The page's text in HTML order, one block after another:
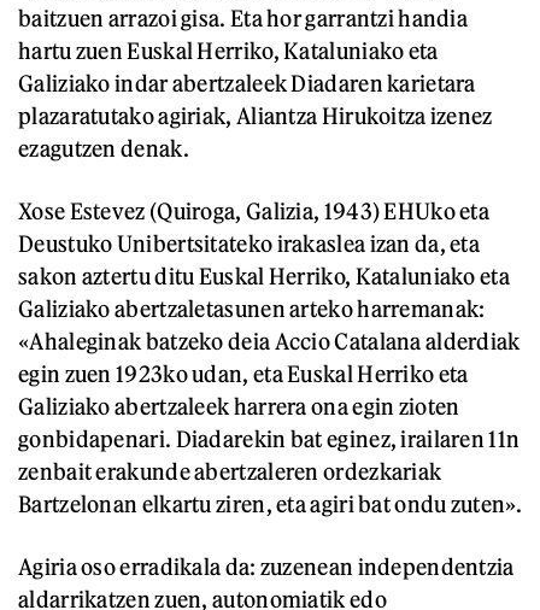
baitzuen arrazoi gisa. Eta hor garrantzi handia
hartu zuen Euskal Herriko, Kataluniako eta
Galiziako indar abertzaleek Diadaren karietara
plazaratutako agiriak, Aliantza Hirukoitza izenez
ezagutzen denak.
Xose Estevez (Quiroga, Galizia, 1943) EHUko eta
Deustuko Unibertsitateko irakaslea izan da, eta
sakon aztertu ditu Euskal Herriko, Kataluniako eta
Galiziako abertzaletasunen arteko harremanak:
«Ahaleginak batzeko deia Accio Catalana alderdiak
egin zuen 1923ko udan, eta Euskal Herriko eta
Galiziako abertzaleek harrera ona egin zioten
gonbidapenari. Diadarekin bat eginez, irailaren 11n
zenbait erakunde abertzaleren ordezkariak
Bartzelonan elkartu ziren, eta agiri bat ondu zuten».
Agiria oso erradikala da: zuzenean independentzia
aldarrikatzen zuen, autonomiatik edo